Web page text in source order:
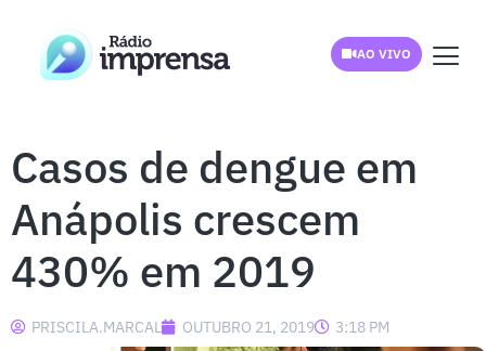
AO VIVO
Casos de dengue em
Anápolis crescem
430% em 2019
PRISCILA.MARCAL OUTUBRO 21, 2019 3:18 PM